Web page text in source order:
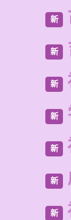
新
新
新
新
新
新
新